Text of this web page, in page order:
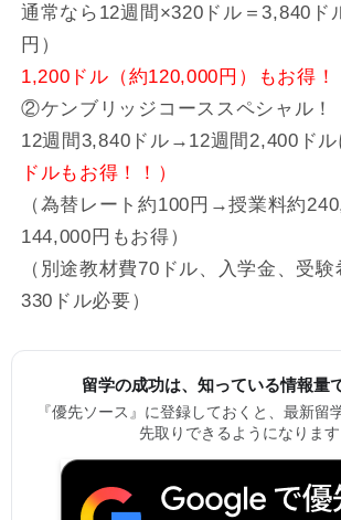
通常なら12週間×320ドル＝3,840ド
円）
1,200ドル（約120,000円）もお得！
②ケンブリッジコーススペシャル！
12週間3,840ドル→12週間2,400ドル
ドルもお得！！）
（為替レート約100円→授業料約
144,000円もお得）
（別途教材費70ドル、入学金、受
330ドル必要）
留学の成功は、知っている情報量
『優先ソース』に登録しておくと、最新留
先取りできるようになります